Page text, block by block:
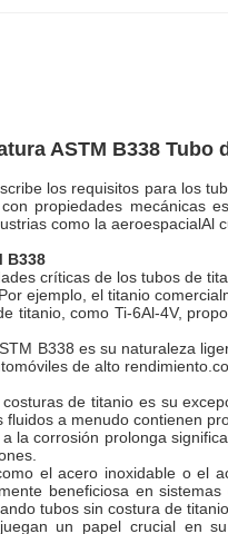
ASTM B338
los requisitos para los
propiedades mecánicas
como la
B338
críticas de los tubos de
ejemplo, el titanio
titanio, como Ti-6Al-4V,
B338 es su naturaleza
de alto
de titanio es su
a menudo contienen
la corrosión prolonga
el acero inoxidable o
beneficiosa en
tubos sin costura de
un papel crucial en